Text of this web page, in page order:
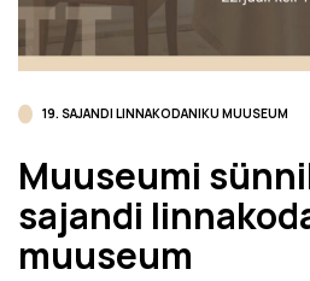
19. SAJANDI LINNAKODANIKU MUUSEUM
Muuseumi
sajandi
muuseum